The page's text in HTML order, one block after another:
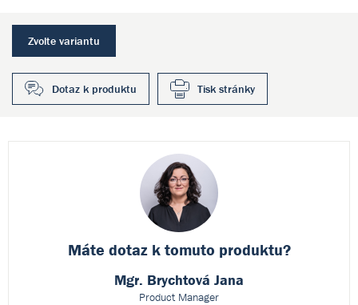
Zvolte variantu
Dotaz k produktu Tisk stránky
Máte dotaz k tomuto produktu?
Mgr. Brychtová Jana
Product Manager